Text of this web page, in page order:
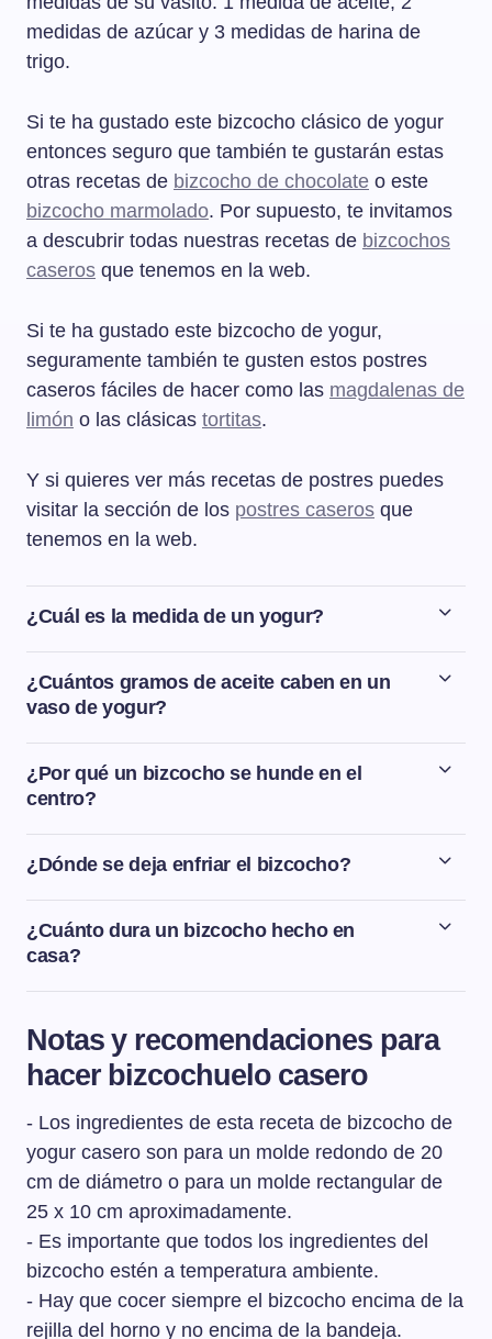
medidas de azúcar y 3 medidas de harina de
trigo.
Si te ha gustado este bizcocho clásico de yogur
entonces seguro que también te gustarán estas
otras recetas de bizcocho de chocolate o este
bizcocho marmolado. Por supuesto, te invitamos
a descubrir todas nuestras recetas de bizcochos
caseros que tenemos en la web.
Si te ha gustado este bizcocho de yogur,
seguramente también te gusten estos postres
caseros fáciles de hacer como las magdalenas de
limón o las clásicas tortitas.
Y si quieres ver más recetas de postres puedes
visitar la sección de los postres caseros que
tenemos en la web.
¿Cuál es la medida de un yogur?
La mayoría tenemos en casa los yogures de vasito de
siempre, que pesan en torno a 125 gramos.
¿Cuántos gramos de aceite caben en un
vaso de yogur?
En un vaso de yogur caben aproximadamente unos
125-130 gramos de aceite.
¿Por qué un bizcocho se hunde en el
centro?
Si el bizcocho se hunde en el centro es porque la
temperatura del horno es demasiado baja. Y al
horno es demasiado alta.
¿Dónde se deja enfriar el bizcocho?
En primer lugar dejaremos el bizcocho dentro del horno
apagado unos 5-10 minutos. Después, lo sacamos del
horno, lo desmoldamos y lo dejamos enfriar encima de
¿Cuánto dura un bizcocho hecho en
casa?
Un bizcocho casero puede durar unos 3-4 días a
recipiente bien tapado y alejado de fuentes de calor. Si
la temperatura ambiente fuese muy alta podríamos
bien cerrado.
Notas y recomendaciones para
hacer bizcochuelo casero
- Los ingredientes de esta receta de bizcocho de
yogur casero son para un molde redondo de 20
cm de diámetro o para un molde rectangular de
25 x 10 cm aproximadamente.
- Es importante que todos los ingredientes del
bizcocho estén a temperatura ambiente.
- Hay que cocer siempre el bizcocho encima de la
rejilla del horno y no encima de la bandeja.